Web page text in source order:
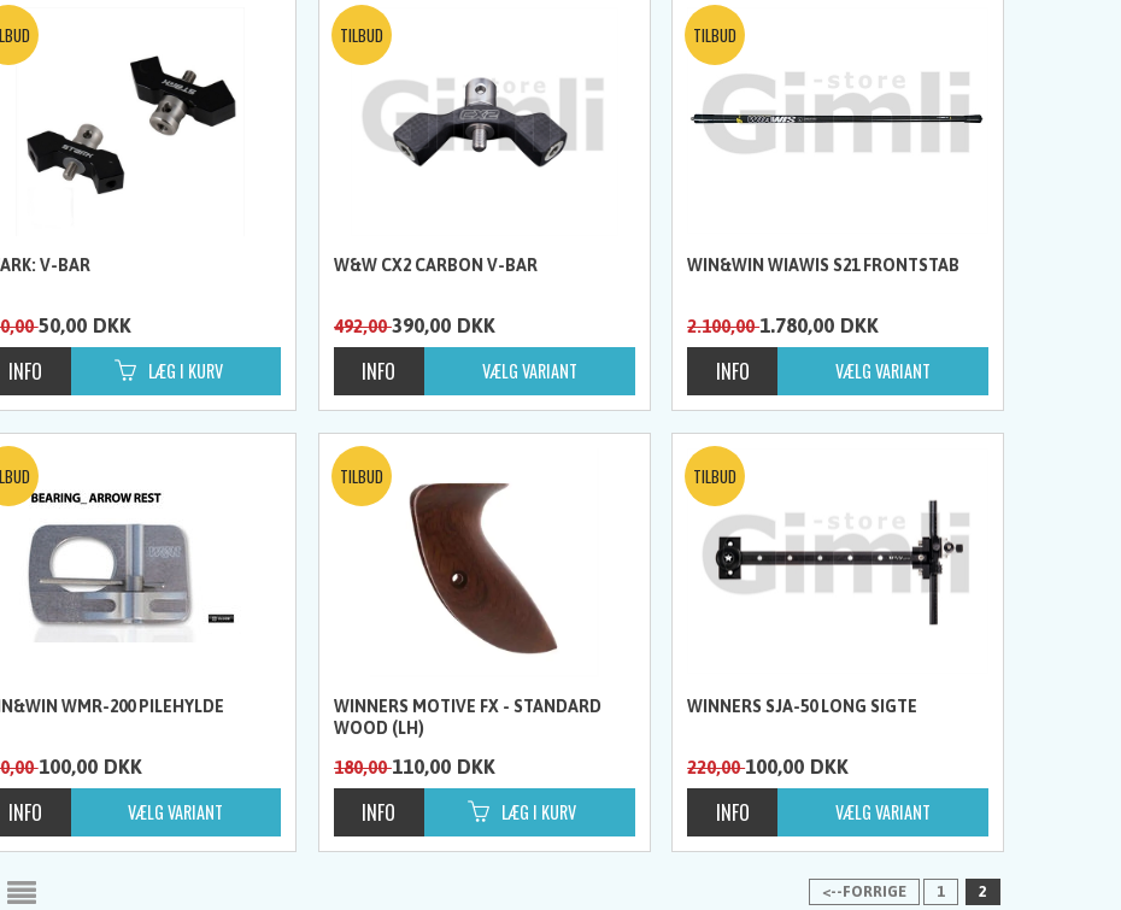
V-BAR
50,00 DKK
W&W CX2 CARBON V-BAR
492,00390,00 DKK
WIN&WIN WIAWIS S21 FRONTSTAB
2.100,001.780,00 DKK
WMR-200 PILEHYLDE
100,00 DKK
WINNERS MOTIVE FX - STANDARD
WOOD (LH)
180,00110,00 DKK
WINNERS SJA-50 LONG SIGTE
220,00100,00 DKK
<--FORRIGE 1 2